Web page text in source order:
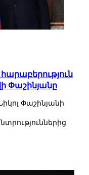
Փաշինյանը
Փաշինյանի